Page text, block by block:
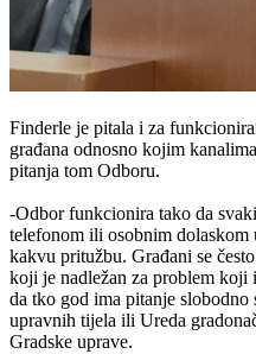
Finderle je pitala i za
građana odnosno kojim
pitanja tom Odboru.
-Odbor funkcionira tako da
telefonom ili osobnim dolaskom
kakvu pritužbu. Građani se
koji je nadležan za problem koji
da tko god ima pitanje slobodno
upravnih tijela ili Ureda
Gradske uprave.